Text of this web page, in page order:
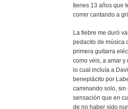
tienes 13 años que
correr cantando a
La fiebre me duró
pedacito de música
primera guitarra
como veis, a amar
lo cual incluía a
beneplácito por
caminando solo,
sensación que en
de no haber sido